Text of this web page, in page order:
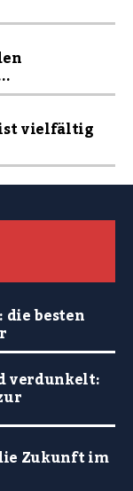
vielfältig
die besten
verdunkelt:
Zukunft im